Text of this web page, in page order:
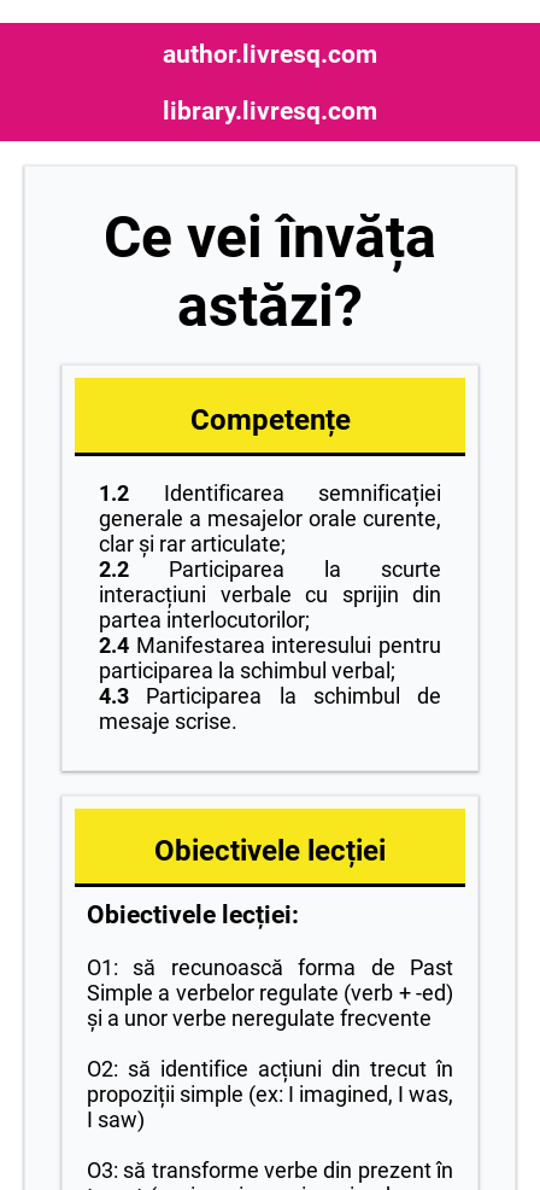
author.livresq.com
library.livresq.com
Ce vei învăța
astăzi?
Competențe
1.2 Identificarea semnificației
generale a mesajelor orale curente,
clar și rar articulate;
2.2 Participarea la scurte
interacțiuni verbale cu sprijin din
partea interlocutorilor;
2.4 Manifestarea interesului pentru
participarea la schimbul verbal;
4.3 Participarea la schimbul de
mesaje scrise.
Obiectivele lecției
Obiectivele lecției:
O1: să recunoască forma de Past
Simple a verbelor regulate (verb + -ed)
și a unor verbe neregulate frecvente
O2: să identifice acțiuni din trecut în
propoziții simple (ex: I imagined, I was,
I saw)
O3: să transforme verbe din prezent în